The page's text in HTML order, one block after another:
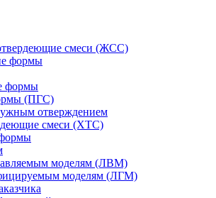
смеси (ЖСС)
формы
формы
(ПГС)
отверждением
смеси (ХТС)
моделям (ЛВМ)
моделям (ЛГМ)